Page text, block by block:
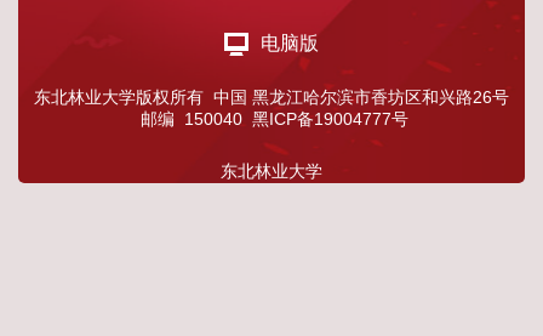
电脑版
东北林业大学版权所有 中国 黑龙江哈尔滨市香坊区和兴路26号
邮编 150040 黑ICP备19004777号
东北林业大学